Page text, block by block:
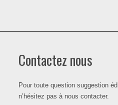
Contactez nous
Pour toute question suggestion
n’hésitez pas à nous contacter.